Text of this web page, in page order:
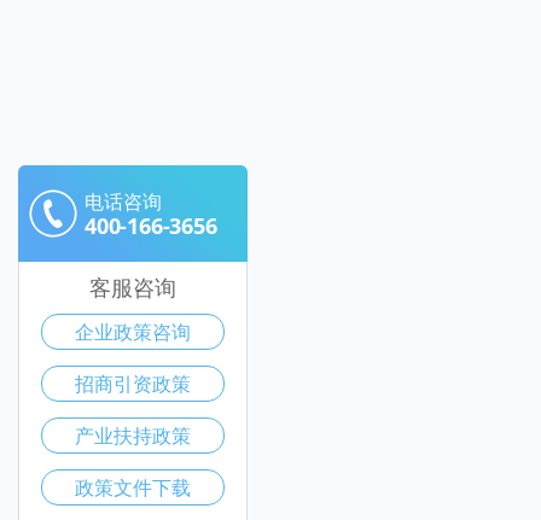
电话咨询
400-166-3656
客服咨询
企业政策咨询
招商引资政策
产业扶持政策
政策文件下载